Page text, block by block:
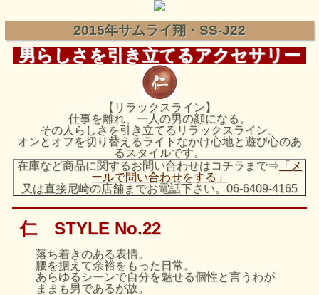
2015年サムライ翔・SS-J22
男らしさを引き立てるアクセサリー
【リラックスライン】
仕事を離れ、一人の男の顔になる。
その人らしさを引き立てるリラックスライン。
オンとオフを切り替えるライトなかけ心地と遊び心のあ
るスタイルです。
在庫など商品に関するお問い合わせはコチラまで⇒ 「メ
ールで問い合わせをする」
又は直接尼崎の店舗までお電話下さい。06-6409-4165
仁 STYLE No.22
落ち着きのある表情。
腰を据えて余裕をもった日常。
あらゆるシーンで自分を魅せる個性と言うわが
ままも男であるが故。